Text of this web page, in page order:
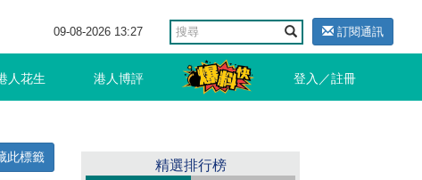
09-08-2026 13:27 訂閱通訊
人花生 港人博評 登入／註冊
此標籤
精選排行榜